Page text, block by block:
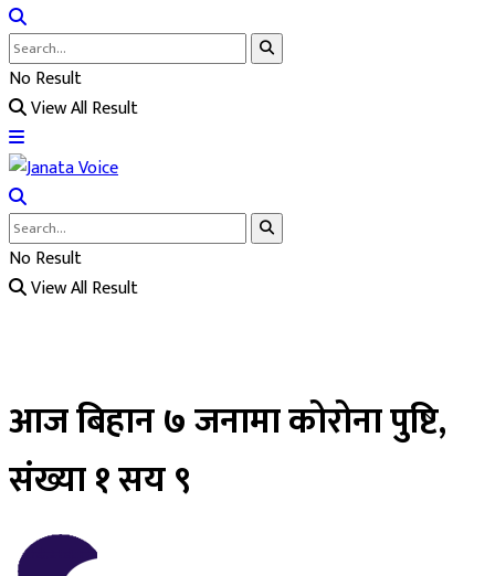
No Result
View All Result
No Result
View All Result
आज बिहान ७ जनामा कोरोना पुष्टि,
संख्या १ सय ९